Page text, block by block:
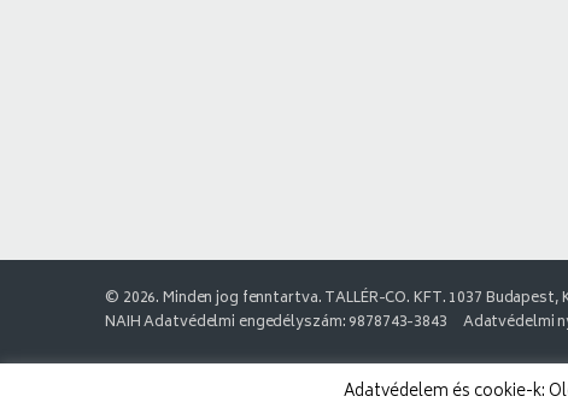
© 2026. Minden jog fenntartva. TALLÉR-CO. KFT. 1037 Budapest,
NAIH Adatvédelmi engedélyszám: 9878743-3843
Adatvédelmi
Adatvédelem és cookie-k: